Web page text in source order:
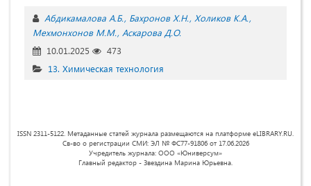
Абдикамалова А.Б. Бахронов Х.Н. Холиков К.А.
Мехмонхонов М.М. Аскарова Д.О.
10.01.2025
473
13. Химическая технология
ISSN 2311-5122. Метаданные статей журнала размещаются на платформе eLIBRARY.RU.
Св-во о регистрации СМИ: ЭЛ № ФС77-91806 от 17.06.2026
Учредитель журнала: ООО «Юниверсум»
Главный редактор - Звездина Марина Юрьевна.